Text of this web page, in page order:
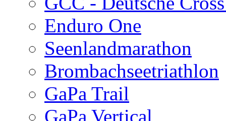
Enduro One
Seenlandmarathon
Brombachseetriathlon
GaPa Trail
GaPa Vertical